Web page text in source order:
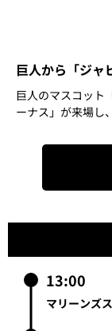
マリーンズ
15:00
外周ケータ
TEAM26ブ